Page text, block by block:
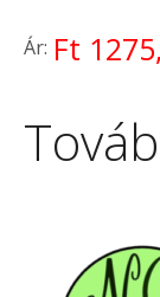
Ár: Ft